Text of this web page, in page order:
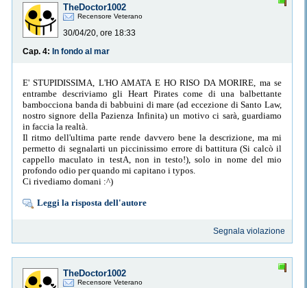
TheDoctor1002
Recensore Veterano
30/04/20, ore 18:33
Cap. 4: In fondo al mar
E' STUPIDISSIMA, L'HO AMATA E HO RISO DA MORIRE, ma se
entrambe descriviamo gli Heart Pirates come di una balbettante
bambocciona banda di babbuini di mare (ad eccezione di Santo Law,
nostro signore della Pazienza Infinita) un motivo ci sarà, guardiamo
in faccia la realtà.
Il ritmo dell'ultima parte rende davvero bene la descrizione, ma mi
permetto di segnalarti un piccinissimo errore di battitura (Si calcò il
cappello maculato in testA, non in testo!), solo in nome del mio
profondo odio per quando mi capitano i typos.
Ci rivediamo domani :^)
Leggi la risposta dell'autore
Segnala violazione
TheDoctor1002
Recensore Veterano